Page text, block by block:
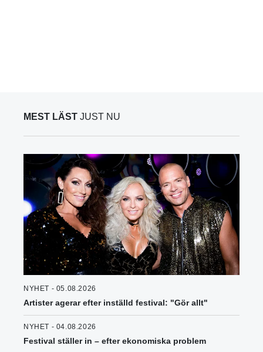
MEST LÄST JUST NU
NYHET - 05.08.2026
Artister agerar efter inställd festival: "Gör allt"
NYHET - 04.08.2026
Festival ställer in – efter ekonomiska problem